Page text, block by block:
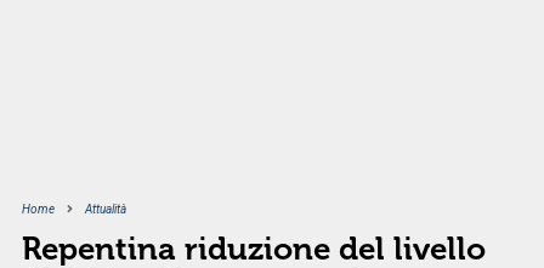
Home Attualità
Repentina riduzione del livello